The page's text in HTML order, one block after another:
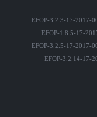
EFOP-3.2.3-17-2017-
EFOP-1.8.5-17-
EFOP-3.2.5-17-2017-
EFOP-3.2.14-17-